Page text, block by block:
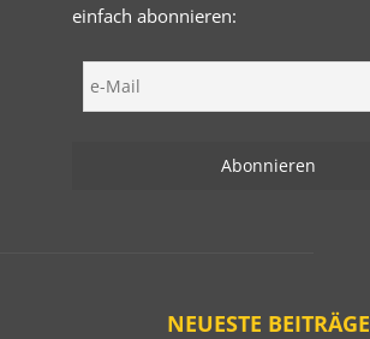
einfach abonnieren:
NEUESTE BEITRÄGE